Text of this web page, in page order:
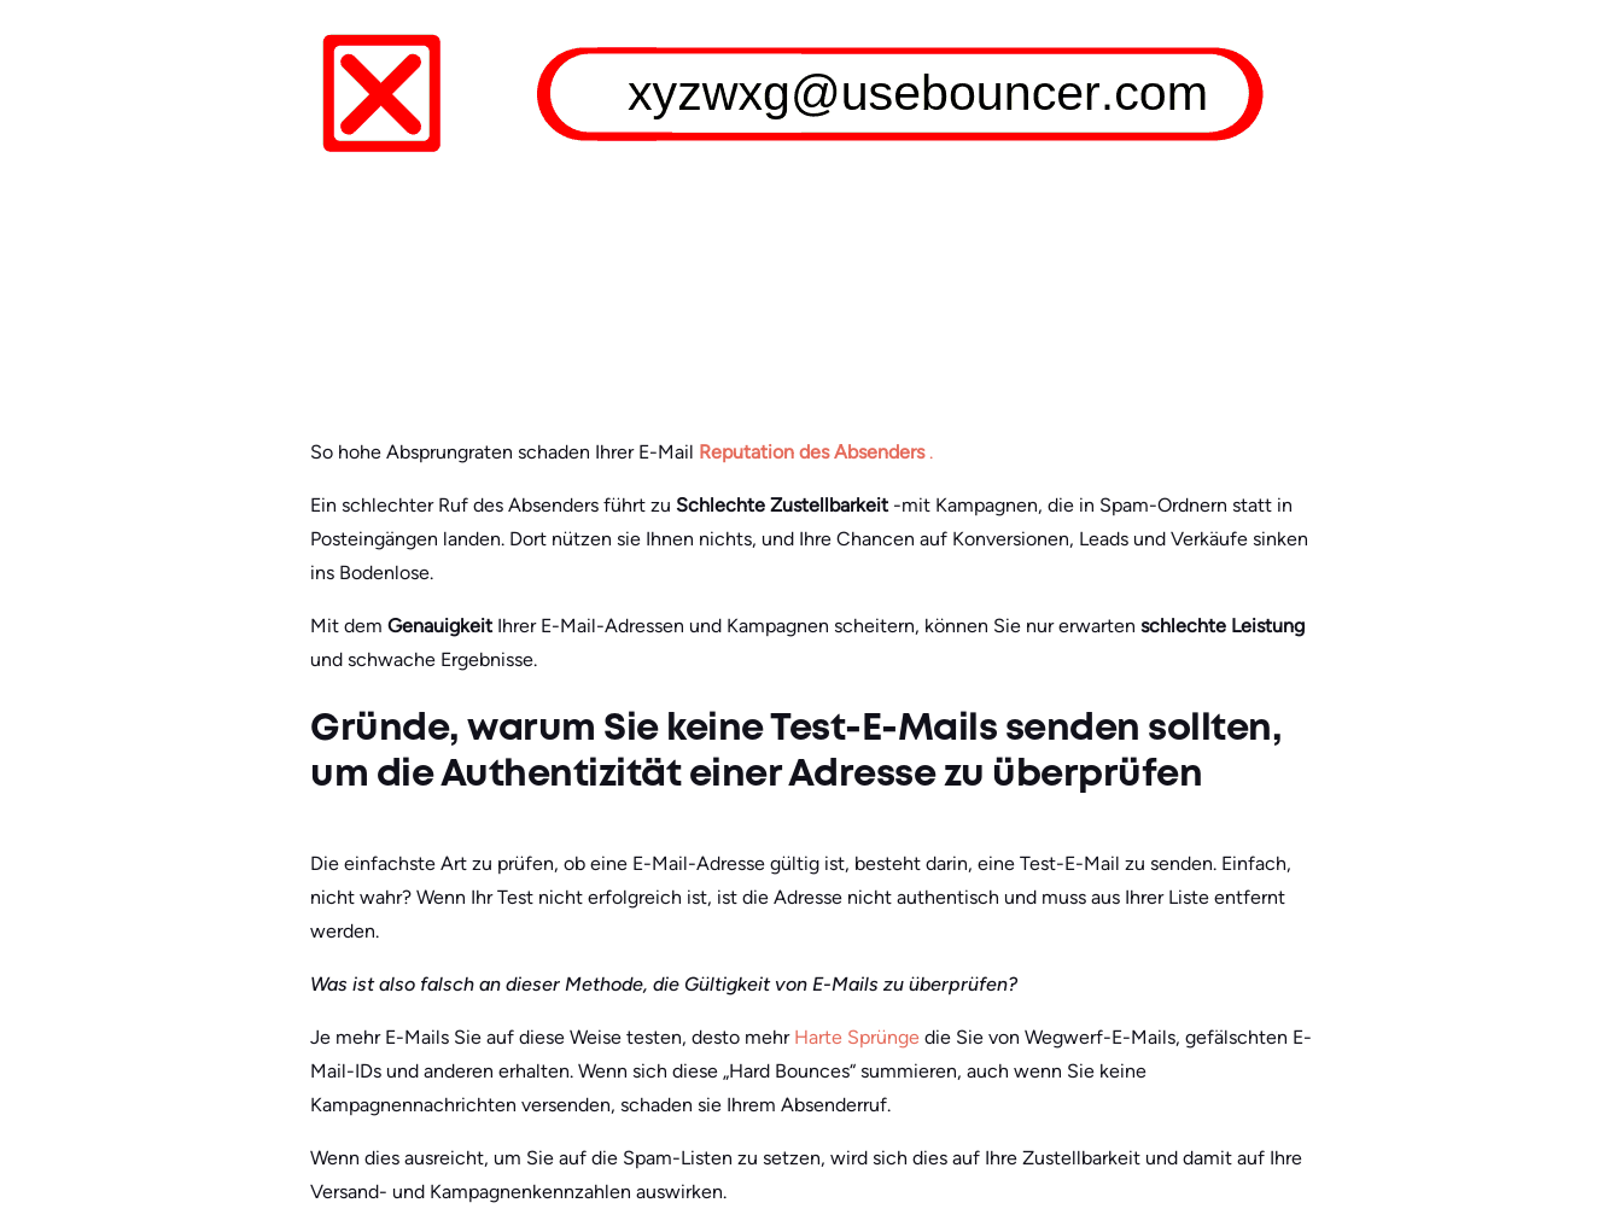
So hohe Absprungraten schaden Ihrer E-Mail Reputation des Absenders .
Ein schlechter Ruf des Absenders führt zu Schlechte Zustellbarkeit -mit Kampagnen, die in Spam-Ordnern statt in
Posteingängen landen. Dort nützen sie Ihnen nichts, und Ihre Chancen auf Konversionen, Leads und Verkäufe sinken
ins Bodenlose.
Mit dem Genauigkeit Ihrer E-Mail-Adressen und Kampagnen scheitern, können Sie nur erwarten schlechte Leistung
und schwache Ergebnisse.
Gründe, warum Sie keine Test-E-Mails senden sollten,
um die Authentizität einer Adresse zu überprüfen
Die einfachste Art zu prüfen, ob eine E-Mail-Adresse gültig ist, besteht darin, eine Test-E-Mail zu senden. Einfach,
nicht wahr? Wenn Ihr Test nicht erfolgreich ist, ist die Adresse nicht authentisch und muss aus Ihrer Liste entfernt
werden.
Was ist also falsch an dieser Methode, die Gültigkeit von E-Mails zu überprüfen?
Je mehr E-Mails Sie auf diese Weise testen, desto mehr Harte Sprünge die Sie von Wegwerf-E-Mails, gefälschten E-
Mail-IDs und anderen erhalten. Wenn sich diese „Hard Bounces“ summieren, auch wenn Sie keine
Kampagnennachrichten versenden, schaden sie Ihrem Absenderruf.
Wenn dies ausreicht, um Sie auf die Spam-Listen zu setzen, wird sich dies auf Ihre Zustellbarkeit und damit auf Ihre
Versand- und Kampagnenkennzahlen auswirken.